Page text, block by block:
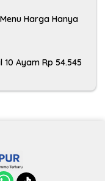
Harga Hanya
Ayam Rp 54.545